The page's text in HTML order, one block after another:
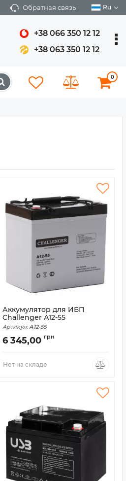
Обратная связь Ru
+38 066 350 12 12
+38 063 350 12 12
0
Аккумулятор для ИБП
Challenger А12-55
Артикул: А12-55
6 345,00 грн
Нет на складе